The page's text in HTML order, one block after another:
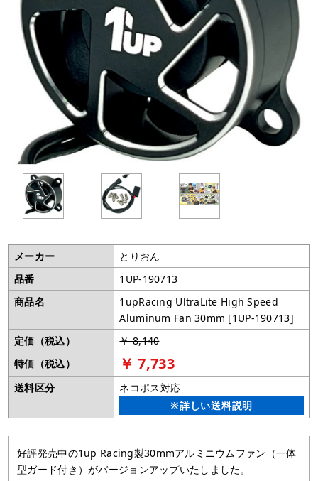
メーカー
とりおん
品番
1UP-190713
商品名
1upRacing UltraLite High Speed
Aluminum Fan 30mm [1UP-190713]
定価（税込）
￥ 8,140
特価（税込）
￥ 7,733
送料区分
ネコポス対応
※詳しい送料説明
好評発売中の1up Racing製30mmアルミニウムファン（一体
型ガード付き）がバージョンアップいたしました。